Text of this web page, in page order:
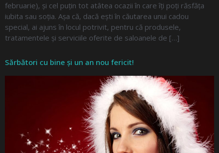
februarie), și cel puțin tot atâtea ocazii în care îți poți răsfăța
iubita sau soția. Așa că, dacă ești în căutarea unui cadou
special, ai ajuns în locul potrivit, pentru că produsele,
tratamentele și serviciile oferite de saloanele de […]
Sărbători cu bine și un an nou fericit!